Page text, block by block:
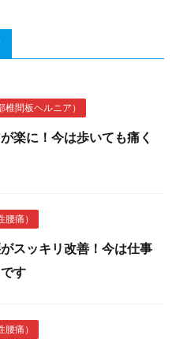
間板ヘルニア）
楽に！今は歩いても痛く
痛）
スッキリ改善！今は仕事
す
痛）